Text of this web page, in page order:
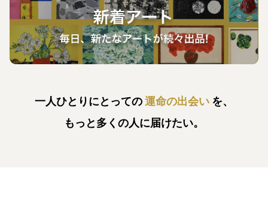
一人ひとりにとっての運命の出会い を、
もっと多くの人に届けたい。